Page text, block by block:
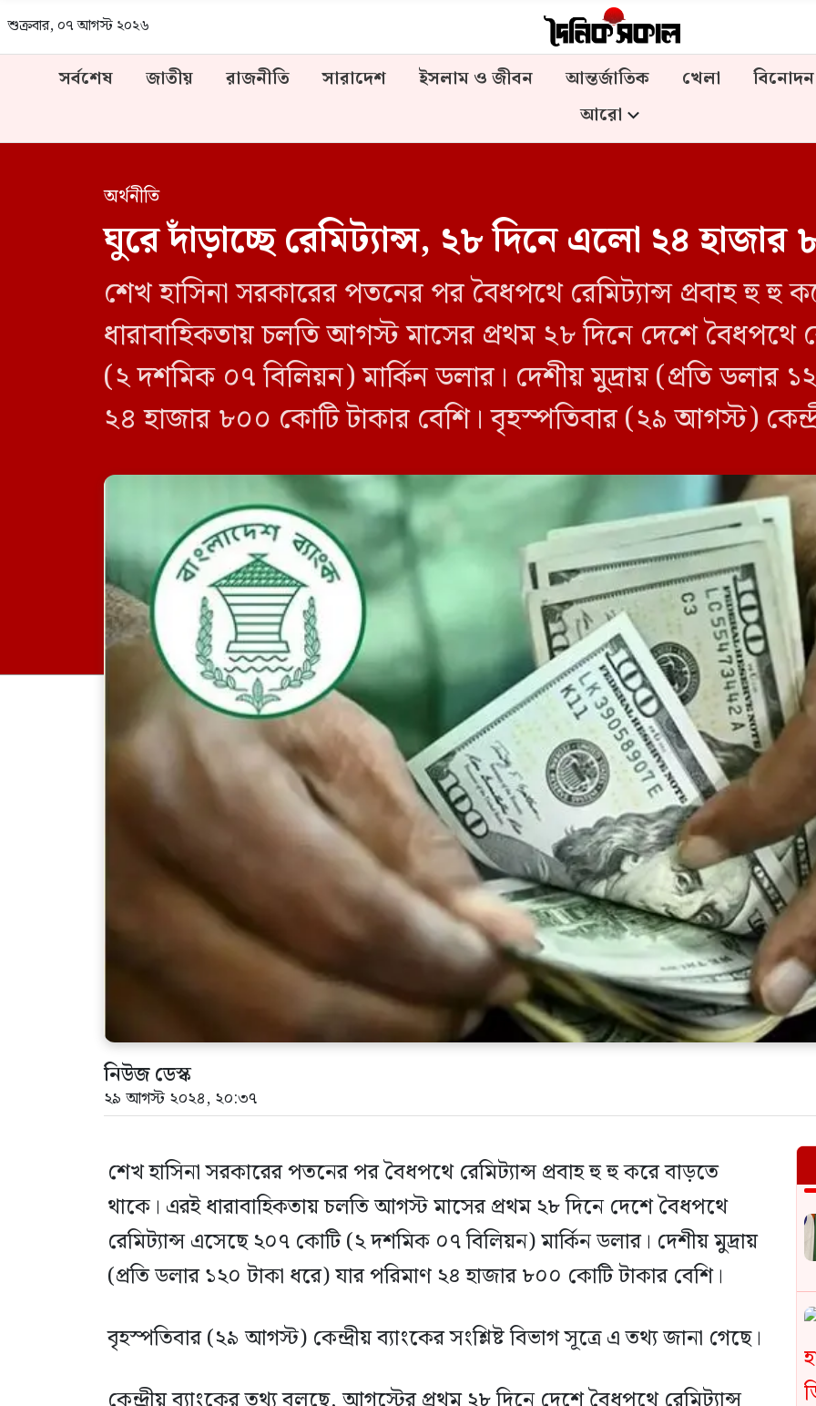
শুক্রবার, ০৭ আগস্ট ২০২৬
সর্বশেষ জাতীয় রাজনীতি সারাদেশ ইসলাম ও জীবন আন্তর্জাতিক খেলা বিনোদন
আরো
অর্থনীতি
ঘুরে দাঁড়াচ্ছে রেমিট্যান্স, ২৮ দিনে এলো ২৪
শেখ হাসিনা সরকারের পতনের পর বৈধপথে রেমিট্যান্স প্রবাহ হু হু
ধারাবাহিকতায় চলতি আগস্ট মাসের প্রথম ২৮ দিনে দেশে বৈধপথে
(২ দশমিক ০৭ বিলিয়ন) মার্কিন ডলার। দেশীয় মুদ্রায় (প্রতি ডলার
২৪ হাজার ৮০০ কোটি টাকার বেশি। বৃহস্পতিবার (২৯ আগস্ট)
নিউজ ডেস্ক
২৯ আগস্ট ২০২৪, ২০:৩৭
শেখ হাসিনা সরকারের পতনের পর বৈধপথে রেমিট্যান্স প্রবাহ হু হু করে বাড়তে
থাকে। এরই ধারাবাহিকতায় চলতি আগস্ট মাসের প্রথম ২৮ দিনে দেশে বৈধপথে
রেমিট্যান্স এসেছে ২০৭ কোটি (২ দশমিক ০৭ বিলিয়ন) মার্কিন ডলার। দেশীয় মুদ্রায়
(প্রতি ডলার ১২০ টাকা ধরে) যার পরিমাণ ২৪ হাজার ৮০০ কোটি টাকার বেশি।
বৃহস্পতিবার (২৯ আগস্ট) কেন্দ্রীয় ব্যাংকের সংশ্লিষ্ট বিভাগ সূত্রে এ তথ্য জানা গেছে।